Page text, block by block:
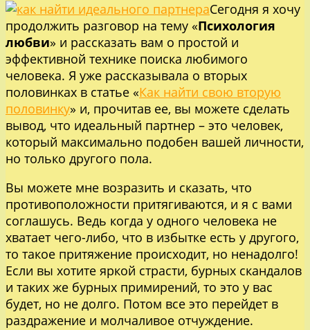
Сегодня я хочу
продолжить разговор на тему «Психология
любви» и рассказать вам о простой и
эффективной технике поиска любимого
человека. Я уже рассказывала о вторых
половинках в статье «Как найти свою вторую
половинку» и, прочитав ее, вы можете сделать
вывод, что идеальный партнер – это человек,
который максимально подобен вашей личности,
но только другого пола.
Вы можете мне возразить и сказать, что
противоположности притягиваются, и я с вами
соглашусь. Ведь когда у одного человека не
хватает чего-либо, что в избытке есть у другого,
то такое притяжение происходит, но ненадолго!
Если вы хотите яркой страсти, бурных скандалов
и таких же бурных примирений, то это у вас
будет, но не долго. Потом все это перейдет в
раздражение и молчаливое отчуждение.